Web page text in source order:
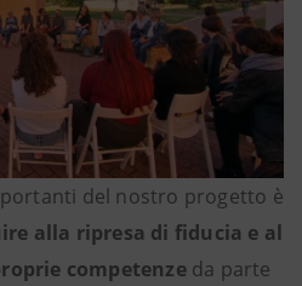
del nostro progetto è
alla ripresa di fiducia e al
competenze da parte